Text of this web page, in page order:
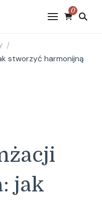
0
/
stworzyć harmonijną
jak